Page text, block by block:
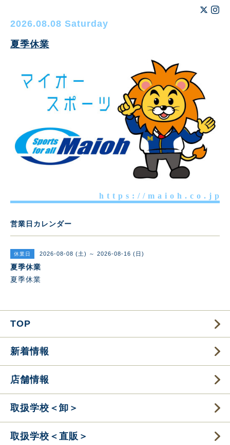
2026.08.08 Saturday
夏季休業
h t t p s : / / m a i o h . c o . j p
営業日カレンダー
休業日 2026-08-08 (土) ～ 2026-08-16 (日)
夏季休業
夏季休業
TOP
新着情報
店舗情報
取扱学校＜卸＞
取扱学校＜直販＞